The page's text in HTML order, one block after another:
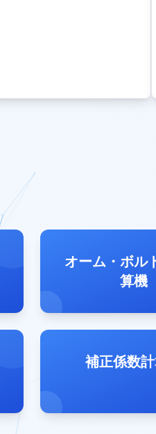
オーム・ボル
算機
補正係数